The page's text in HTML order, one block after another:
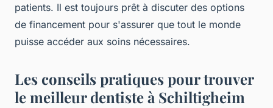
patients. Il est toujours prêt à discuter des options
de financement pour s'assurer que tout le monde
puisse accéder aux soins nécessaires.
Les conseils pratiques pour trouver
le meilleur dentiste à Schiltigheim